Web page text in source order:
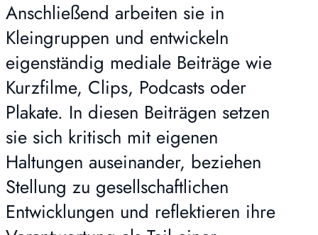
Anschließend arbeiten sie in
Kleingruppen und entwickeln
eigenständig mediale Beiträge wie
Kurzfilme, Clips, Podcasts oder
Plakate. In diesen Beiträgen setzen
sie sich kritisch mit eigenen
Haltungen auseinander, beziehen
Stellung zu gesellschaftlichen
Entwicklungen und reflektieren ihre